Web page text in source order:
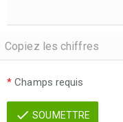
* Champs requis
SOUMETTRE